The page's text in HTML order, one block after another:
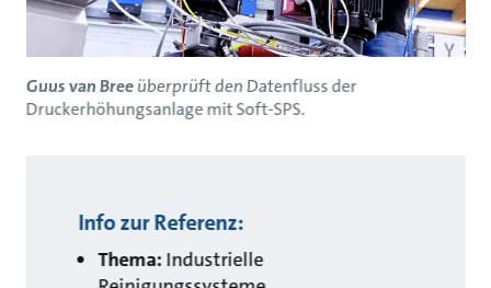
Guus van Breeüberprüft den Datenfluss der
Druckerhöhungsanlage mit Soft-SPS.
Info zur Referenz:
Thema:Industrielle